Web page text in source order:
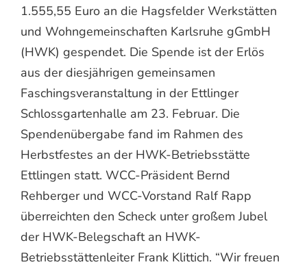
1.555,55 Euro an die Hagsfelder Werkstätten
und Wohngemeinschaften Karlsruhe gGmbH
(HWK) gespendet. Die Spende ist der Erlös
aus der diesjährigen gemeinsamen
Faschingsveranstaltung in der Ettlinger
Schlossgartenhalle am 23. Februar. Die
Spendenübergabe fand im Rahmen des
Herbstfestes an der HWK-Betriebsstätte
Ettlingen statt. WCC-Präsident Bernd
Rehberger und WCC-Vorstand Ralf Rapp
überreichten den Scheck unter großem Jubel
der HWK-Belegschaft an HWK-
Betriebsstättenleiter Frank Klittich. “Wir freuen